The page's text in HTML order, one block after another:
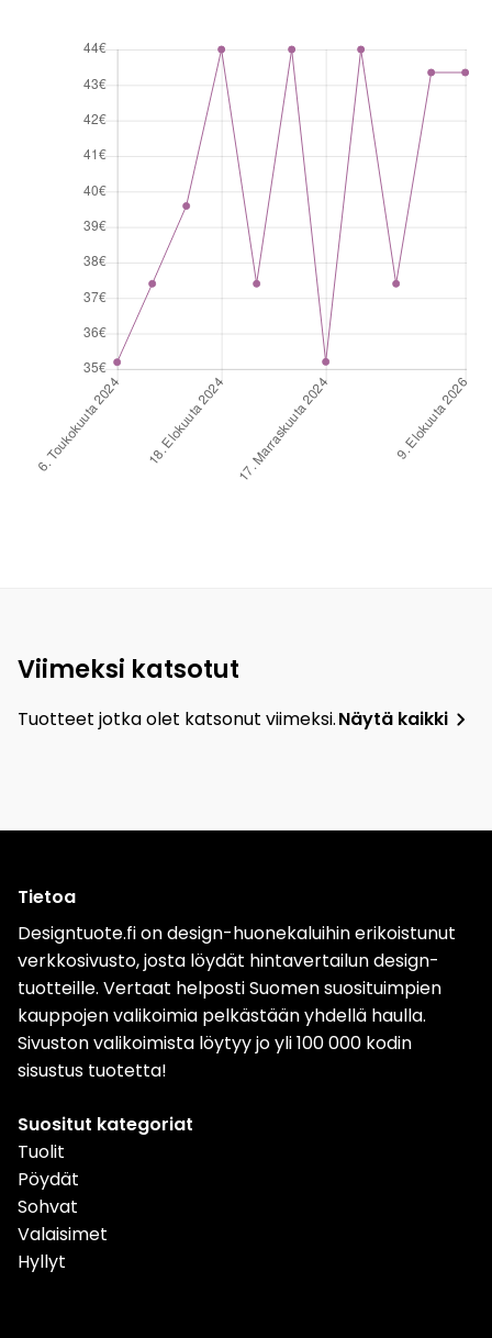
Viimeksi katsotut
Tuotteet jotka olet katsonut viimeksi.Näytä kaikki
Tietoa
Designtuote.fi on design-huonekaluihin erikoistunut
verkkosivusto, josta löydät hintavertailun design-
tuotteille. Vertaat helposti Suomen suosituimpien
kauppojen valikoimia pelkästään yhdellä haulla.
Sivuston valikoimista löytyy jo yli 100 000 kodin
sisustus tuotetta!
Suositut kategoriat
Tuolit
Pöydät
Sohvat
Valaisimet
Hyllyt